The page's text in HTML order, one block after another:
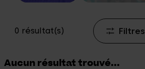
0 résultat(s) Filtres
Aucun résultat trouvé...